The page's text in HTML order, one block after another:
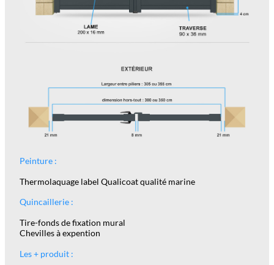
Peinture :
Thermolaquage label Qualicoat qualité marine
Quincaillerie :
Tire-fonds de fixation mural
Chevilles à expention
Les + produit :